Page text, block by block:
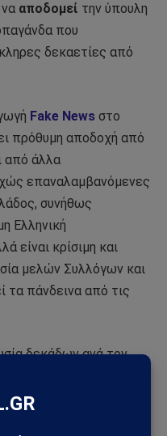
να αποδομεί την ύπουλη
που
δεκαετίες από
Fake News στο
πρόθυμη αποδοχή από
από άλλα
επαναλαμβανόμενες
συνήθως
Ελληνική
είναι κρίσιμη και
μελών Συλλόγων και
τα πάνδεινα από τις
δεκάδων ανά τον